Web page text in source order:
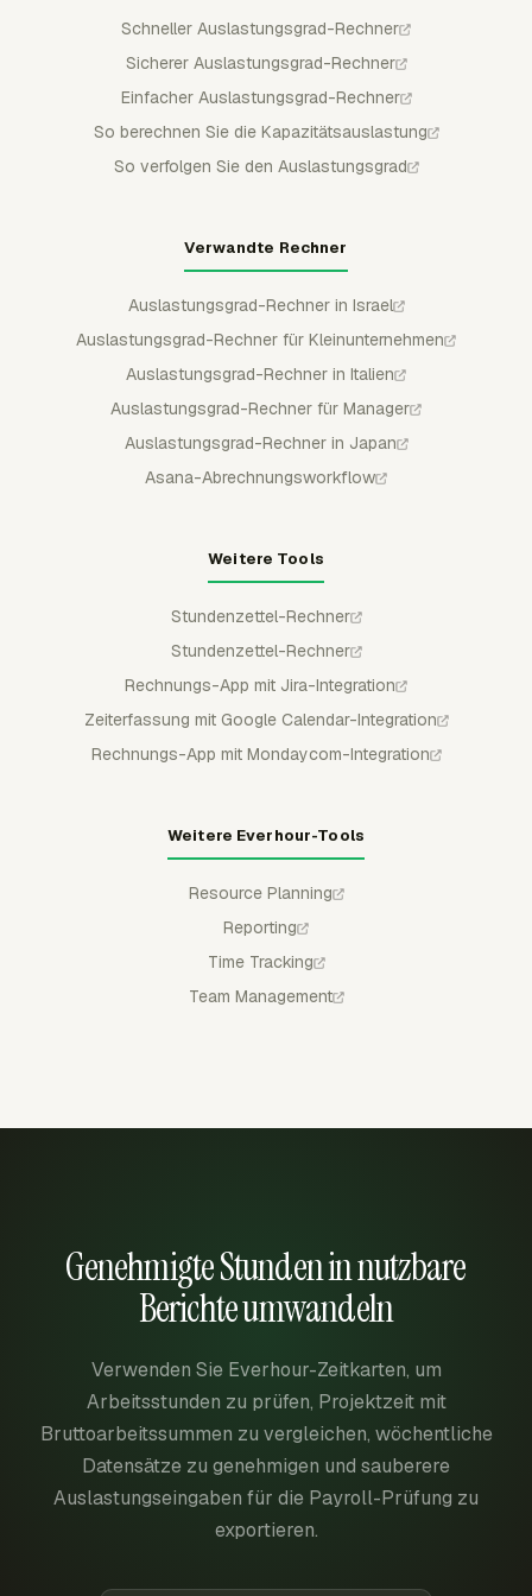
Schneller Auslastungsgrad-Rechner
Sicherer Auslastungsgrad-Rechner
Einfacher Auslastungsgrad-Rechner
So berechnen Sie die Kapazitätsauslastung
So verfolgen Sie den Auslastungsgrad
Verwandte Rechner
Auslastungsgrad-Rechner in Israel
Auslastungsgrad-Rechner für Kleinunternehmen
Auslastungsgrad-Rechner in Italien
Auslastungsgrad-Rechner für Manager
Auslastungsgrad-Rechner in Japan
Asana-Abrechnungsworkflow
Weitere Tools
Stundenzettel-Rechner
Stundenzettel-Rechner
Rechnungs-App mit Jira-Integration
Zeiterfassung mit Google Calendar-Integration
Rechnungs-App mit Mondaycom-Integration
Weitere Everhour-Tools
Resource Planning
Reporting
Time Tracking
Team Management
Genehmigte Stunden in nutzbare
Berichte umwandeln
Verwenden Sie Everhour-Zeitkarten, um
Arbeitsstunden zu prüfen, Projektzeit mit
Bruttoarbeitssummen zu vergleichen, wöchentliche
Datensätze zu genehmigen und sauberere
Auslastungseingaben für die Payroll-Prüfung zu
exportieren.